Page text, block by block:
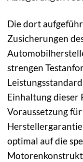
Die dort
Zusicherungen
strengen
Einhaltung dieser
Voraussetzung
Herstellergarantie
optimal auf die